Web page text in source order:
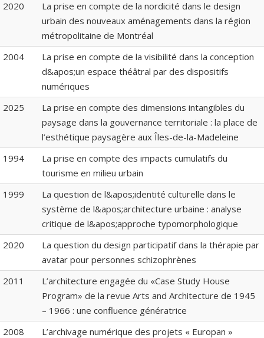
2020
La prise en compte de la nordicité dans le design
urbain des nouveaux aménagements dans la région
métropolitaine de Montréal
2004
La prise en compte de la visibilité dans la conception
d&apos;un espace théâtral par des dispositifs
numériques
2025
La prise en compte des dimensions intangibles du
paysage dans la gouvernance territoriale : la place de
l’esthétique paysagère aux Îles-de-la-Madeleine
1994
La prise en compte des impacts cumulatifs du
tourisme en milieu urbain
1999
La question de l&apos;identité culturelle dans le
système de l&apos;architecture urbaine : analyse
critique de l&apos;approche typomorphologique
2020
La question du design participatif dans la thérapie par
avatar pour personnes schizophrènes
2011
L’architecture engagée du «Case Study House
Program» de la revue Arts and Architecture de 1945
– 1966 : une confluence génératrice
2008
L’archivage numérique des projets « Europan »